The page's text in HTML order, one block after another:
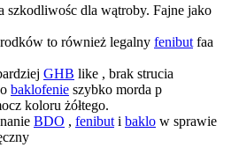
szkodliwośc dla wątroby. Fajne jako
to również legalny fenibut faa
GHB like , brak strucia
baklofenie szybko morda p
koloru żółtego.
BDO , fenibut i baklo w sprawie